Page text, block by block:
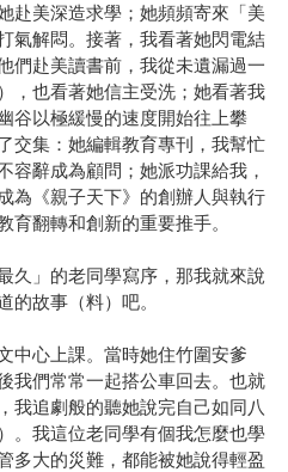
赴美深造求學；她頻頻寄來「美
氣解悶。接著，我看著她閃電結
們赴美讀書前，我從未遺漏過一
，也看著她信主受洗；她看著我
谷以極緩慢的速度開始往上攀
交集：她編輯教育專刊，我幫忙
容辭成為顧問；她派功課給我，
《親子天下》的創辦人與執行
育翻轉和創新的重要推手。
久」的老同學寫序，那我就來說
的故事（料）吧。
中心上課。當時她住竹圍安爹
我們常常一起搭公車回去。也就
我追劇般的聽她說完自己如同八
。我這位老同學有個我怎麼也學
多大的災難，都能被她說得輕盈